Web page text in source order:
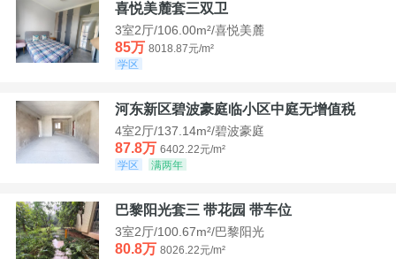
喜悦美麓套三双卫
3室2厅/106.00m²/喜悦美麓
85万 8018.87元/m²
学区
河东新区碧波豪庭临小区中庭无增值税
4室2厅/137.14m²/碧波豪庭
87.8万 6402.22元/m²
学区
满两年
巴黎阳光套三 带花园 带车位
3室2厅/100.67m²/巴黎阳光
80.8万 8026.22元/m²